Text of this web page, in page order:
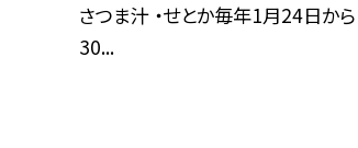
さつま汁 ・せとか毎年1月24日から
30...